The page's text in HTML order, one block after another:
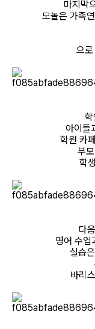
마지막
모놀은 가족연
으
학
아이들
학원 카
부
학
다
영어 수업
실습
바리